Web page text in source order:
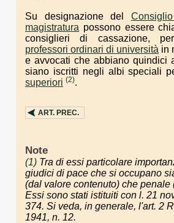
Su designazione del
magistratura possono essere
consiglieri di cassazione,
professori ordinari di università in
e avvocati che abbiano quindici
siano iscritti negli albi speciali
superiori (2).
ART. PREC.
Note
(1) Tra di essi particolare
giudici di pace che si occupano
(dal valore contenuto) che penale
Essi sono stati istituiti con l. 21
374. Si veda, in generale, l'art. 2
1941, n. 12.